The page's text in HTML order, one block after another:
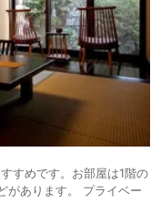
すめです。お部屋は1階の
があります。 プライベー